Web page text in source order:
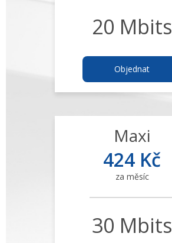
20 Mbits
Objednat
Maxi
424 Kč
za měsíc
30 Mbits